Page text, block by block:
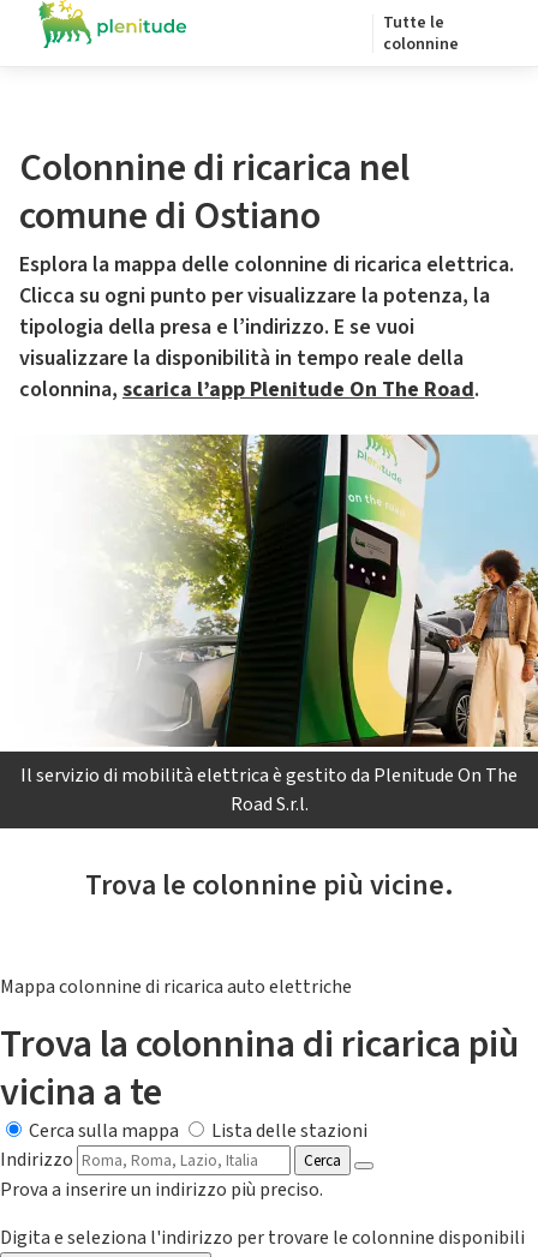
Tutte le
colonnine
Colonnine di ricarica nel
comune di Ostiano
Esplora la mappa delle colonnine di ricarica elettrica.
Clicca su ogni punto per visualizzare la potenza, la
tipologia della presa e l’indirizzo. E se vuoi
visualizzare la disponibilità in tempo reale della
colonnina, scarica l’app Plenitude On The Road.
Il servizio di mobilità elettrica è gestito da Plenitude On The
Road S.r.l.
Trova le colonnine più vicine.
Mappa colonnine di ricarica auto elettriche
Trova la colonnina di ricarica più
vicina a te
Cerca sulla mappa
Lista delle stazioni
Indirizzo
Cerca
Prova a inserire un indirizzo più preciso.
Digita e seleziona l'indirizzo per trovare le colonnine disponibili